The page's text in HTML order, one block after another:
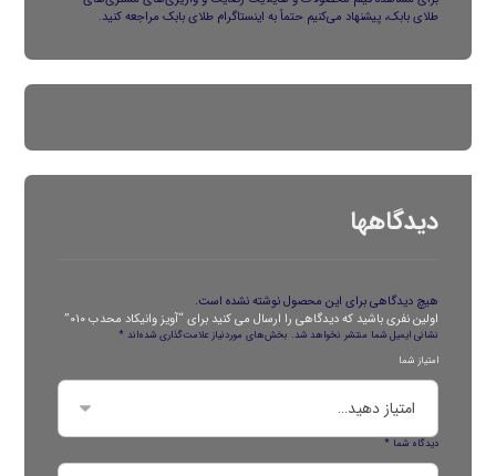
طلای بابک، پیشنهاد می‌کنیم حتماً به اینستاگرام طلای بابک مراجعه کنید.
دیدگاهها
هیچ دیدگاهی برای این محصول نوشته نشده است.
اولین نفری باشید که دیدگاهی را ارسال می کنید برای “آویز وانیکاد محدب ۰۱۰”
نشانی ایمیل شما منتشر نخواهد شد. بخش‌های موردنیاز علامت‌گذاری شده‌اند*
امتیاز شما
دیدگاه شما*